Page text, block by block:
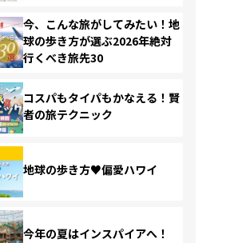
今、こんな旅がしてみたい！地
球の歩き方が選ぶ2026年絶対
行くべき旅先30
コスパもタイパもかなえる！賢
者の旅テクニック
地球の歩き方♥偏愛ハワイ
今年の夏はインスパイアへ！